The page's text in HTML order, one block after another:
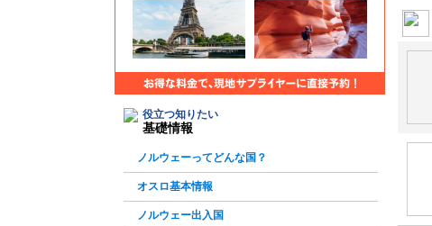
役立つ知りたい
基礎情報
ノルウェーってどんな国？
オスロ基本情報
ノルウェー出入国